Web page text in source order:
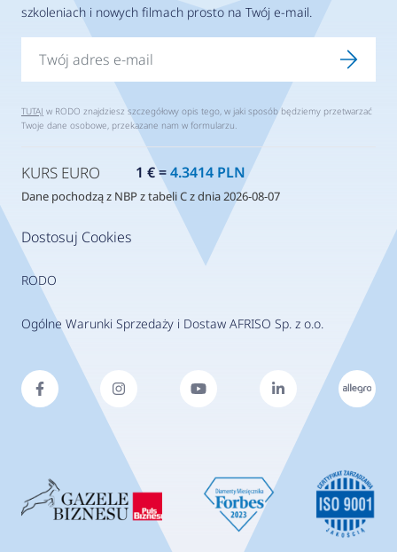
Dostosuj Cookies
RODO
Ogólne Warunki Sprzedaży i Dostaw AFRISO Sp. z o.o.
szkoleniach i nowych filmach prosto na Twój e-mail.
TUTAJ w RODO znajdziesz szczegółowy opis tego, w jaki sposób będziemy przetwarzać
Twoje dane osobowe, przekazane nam w formularzu.
KURS EURO 1 € =4.3414 PLN
Dane pochodzą z NBP z tabeli C z dnia 2026-08-07